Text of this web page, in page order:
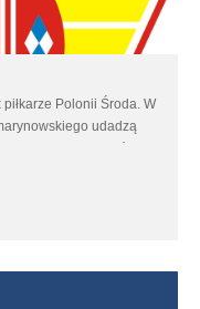
Polonii Środa. W
udadzą
ligi zmierzyć się